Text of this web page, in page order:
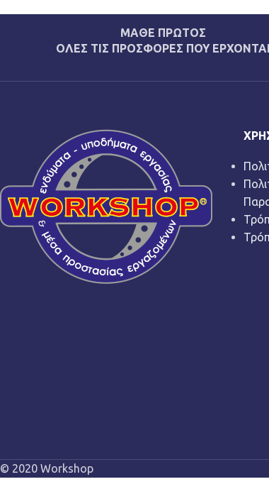
ΜΑΘΕ ΠΡΩΤΟΣ
ΟΛΕΣ ΤΙΣ ΠΡΟΣΦΟΡΕΣ ΠΟΥ ΕΡΧΟΝΤΑΙ
© 2020 Workshop